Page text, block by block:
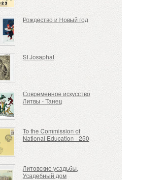
Рождество и Новый год
St Josaphat
Современное искусство
Литвы - Танец
To the Commission of
National Education - 250
Литовские усадьбы,
Усадебный дом